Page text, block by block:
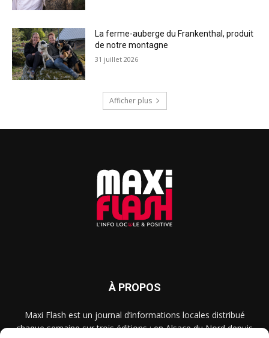
La ferme-auberge du Frankenthal, produit
de notre montagne
31 juillet 2026
Afficher plus
À PROPOS
Maxi Flash est un journal d’informations locales distribué
chaque semaine sur trois éditions : en Alsace du Nord depuis